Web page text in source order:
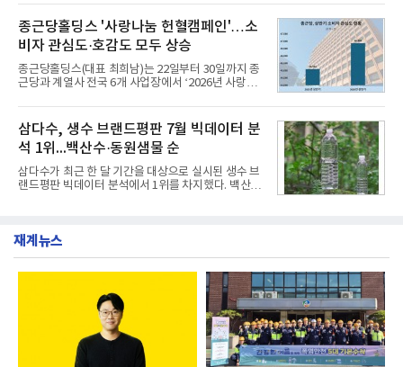
서도
부터 30일까지 서울 원센티널 NH농협캐피탈타워 22
층에서 운영했다고 31일 밝혔다.이번 프로그램은 경
영지원부 홍보팀과 2026년 새로이(e)＊가 공동 주관
했으며, ▲팀장·부장(7.27), ▲계장·주임(7.28), ▲과
장·차장(7.29), ▲대리(7.30) 등 직급별로 총 4회에 걸
쳐 진행됐다.참고로 새로이(e)는 NH농협캐피탈 MZ
세대들로(과장~계장) 구성된 자율 참여조직으로, 조
반에 전파하는 역할
종근당홀딩스 '사랑나눔 헌혈캠페인'…소
비자 관심도·호감도 모두 상승
종근당홀딩스(대표 최희남)는 22일부터 30일까지 종
근당과 계열사 전국 6개 사업장에서 ‘2026년 사랑나
인은 장마와 폭염, 여름휴가 등으로 헌혈 참여가 줄어
드는 시기에 안정적 혈액 수급에 기여하고 생명나눔
문화를 확산하기 위해 마련됐다.캠페인은 종근당 천
안공장을 시작으로 ▲효종연구소 ▲종근당바이오 안
산공장 ▲경보제약 아산본사 ▲종근당건강 당진공장
▲종근당 본사 등 전국 6개 사업장에서 릴레이 방식
으로 이어졌다.캠페인 기간에는 임직원의 참여를 독
증을 한국백혈병
삼다수, 생수 브랜드평판 7월 빅데이터 분
석 1위...백산수·동원샘물 순
삼다수가 최근 한 달 기간을 대상으로 실시된 생수 브
랜드평판 빅데이터 분석에서 1위를 차지했다. 백산수
까지 수집된 소비자 빅데이터 3,702,555건을 분석한
터는 지난 4월(3,435,836건) 대비 7.76% 증가한 수
치다.연구소에 따르면 7월 생수 브랜드평판 순위는 삼
다수, 백산수, 동원샘물, 스파클, 아이시스, 에비앙,
몽베스트, 크리스탈, 풀무원샘물, 평창수, 지리산수,
재계뉴스